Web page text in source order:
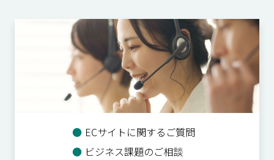
● ECサイトに関するご質問
● ビジネス課題のご相談